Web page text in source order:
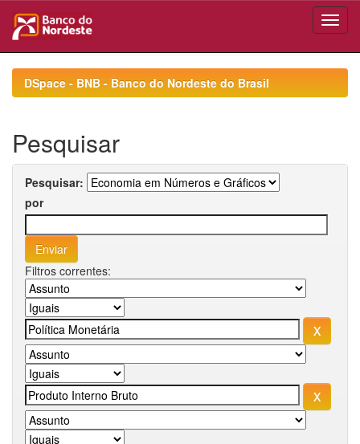
navigationDSpace - BNB - Banco do Nordeste do Brasil
Pesquisar
Pesquisar:
por
Filtros correntes: